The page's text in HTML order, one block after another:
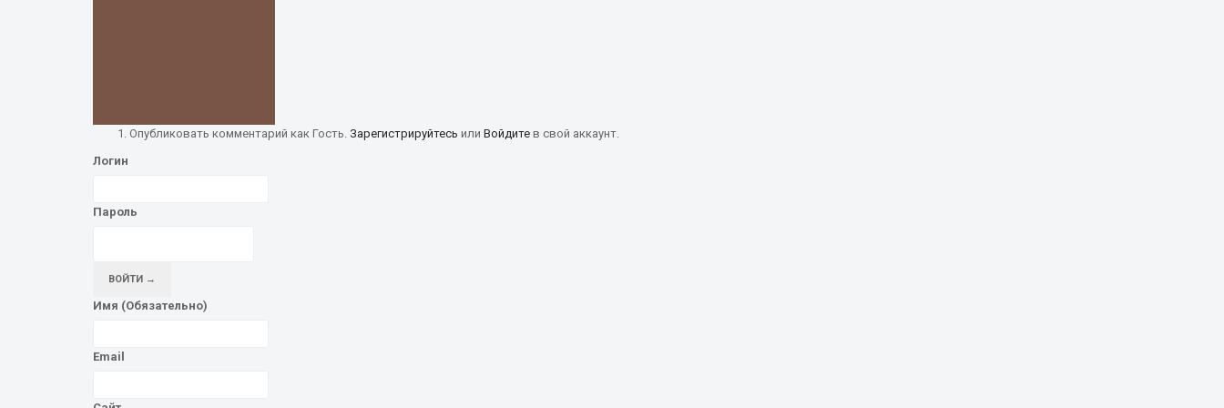
Опубликовать комментарий как Гость. Зарегистрируйтесь или Войдите в свой аккаунт.
Логин
Пароль
ВОЙТИ →
Имя (Обязательно)
Email